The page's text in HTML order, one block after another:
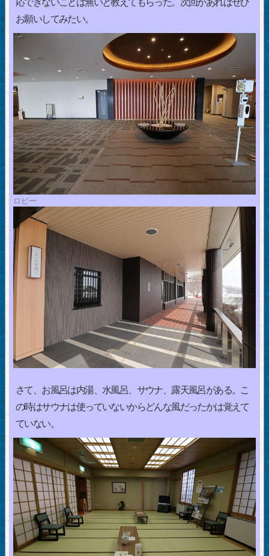
応できないことは無いと教えてもらった。次回があればぜひ
お願いしてみたい。
ロビー
さて、お風呂は内湯、水風呂、サウナ、露天風呂がある。こ
の時はサウナは使っていないからどんな風だったかは覚えて
ていない。